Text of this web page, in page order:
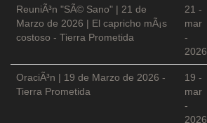
ReuniÃ³n "SÃ© Sano" | 21 de
Marzo de 2026 | El capricho mÃ¡s
costoso - Tierra Prometida
21 -
mar
-
2026
OraciÃ³n | 19 de Marzo de 2026 -
Tierra Prometida
19 -
mar
-
2026